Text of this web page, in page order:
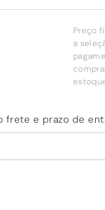
Preço
a